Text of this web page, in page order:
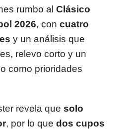
rumbo al Clásico
2026, con cuatro
y un análisis que
relevo corto y un
como prioridades
revela que solo
, por lo que dos cupos